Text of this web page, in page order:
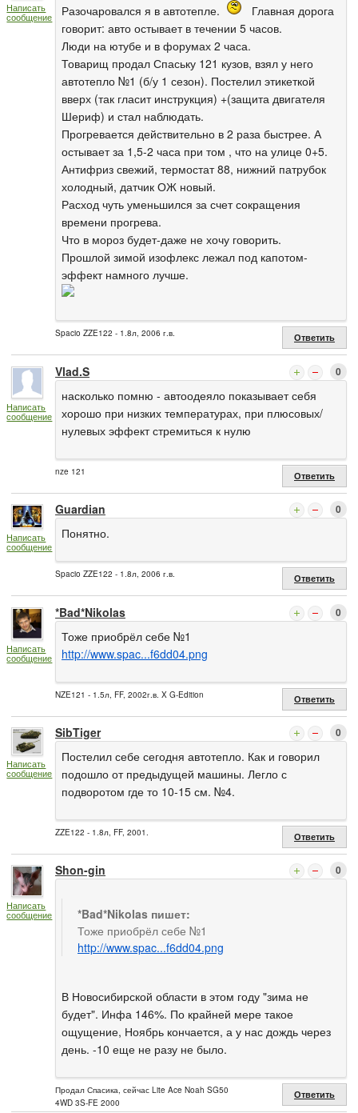
Написать
сообщение Разочаровался я в автотепле.
Главная дорога
говорит: авто остывает в течении 5 часов.
Люди на ютубе и в форумах 2 часа.
Товарищ продал Спаську 121 кузов, взял у него
автотепло №1 (б/у 1 сезон). Постелил этикеткой
вверх (так гласит инструкция) +(защита двигателя
Шериф) и стал наблюдать.
Прогревается действительно в 2 раза быстрее. А
остывает за 1,5-2 часа при том , что на улице 0+5.
Антифриз свежий, термостат 88, нижний патрубок
холодный, датчик ОЖ новый.
Расход чуть уменьшился за счет сокращения
времени прогрева.
Что в мороз будет-даже не хочу говорить.
Прошлой зимой изофлекс лежал под капотом-
эффект намного лучше.
Spacio ZZE122 - 1.8л, 2006 г.в. Ответить
Написать
сообщение
Vlad.S 0
насколько помню - автоодеяло показывает себя
хорошо при низких температурах, при плюсовых/
нулевых эффект стремиться к нулю
nze 121 Ответить
Написать
сообщение
Guardian 0
Понятно.
Spacio ZZE122 - 1.8л, 2006 г.в. Ответить
Написать
сообщение
*Bad*Nikolas 0
Тоже приобрёл себе №1
http://www.spac...f6dd04.png
NZE121 - 1.5л, FF, 2002г.в. X G-Edition Ответить
Написать
сообщение
SibTiger 0
Постелил себе сегодня автотепло. Как и говорил
подошло от предыдущей машины. Легло с
подворотом где то 10-15 см. №4.
ZZE122 - 1.8л, FF, 2001. Ответить
Написать
сообщение
Shon-gin 0
*Bad*Nikolas пишет:
Тоже приобрёл себе №1
http://www.spac...f6dd04.png
В Новосибирской области в этом году "зима не
будет". Инфа 146%. По крайней мере такое
ощущение, Ноябрь кончается, а у нас дождь через
день. -10 еще не разу не было.
Продал Спасика, сейчас Lite Ace Noah SG50
4WD 3S-FE 2000
Ответить